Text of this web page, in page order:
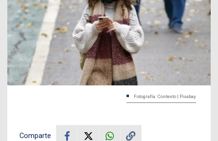
Fotografía: Contexto | Pixabay
Comparte